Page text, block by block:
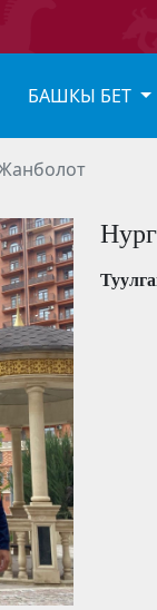
БАШКЫ БЕТ